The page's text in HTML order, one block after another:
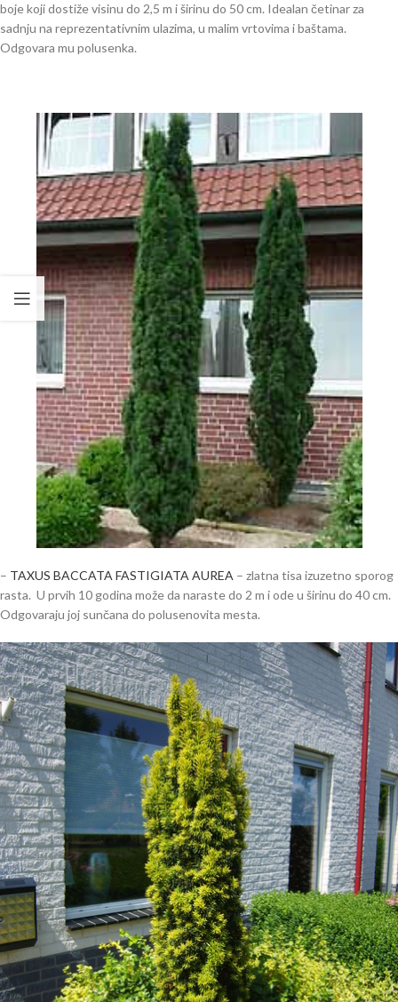
boje koji dostiže visinu do 2,5 m i širinu do 50 cm. Idealan četinar za
sadnju na reprezentativnim ulazima, u malim vrtovima i baštama.
Odgovara mu polusenka.
– TAXUS BACCATA FASTIGIATA AUREA – zlatna tisa izuzetno sporog
rasta. U prvih 10 godina može da naraste do 2 m i ode u širinu do 40 cm.
Odgovaraju joj sunčana do polusenovita mesta.